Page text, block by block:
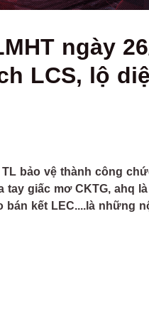
ngày
LCS, lộ
bảo vệ thành công
tay giấc mơ CKTG, ahq
bán kết LEC....là những